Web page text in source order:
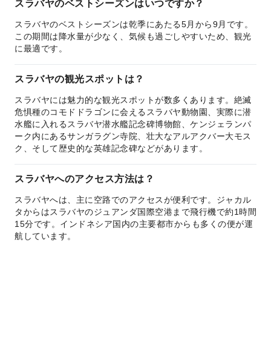
スラバヤのベストシーズンはいつですか？
スラバヤのベストシーズンは乾季にあたる5月から9月です。
この期間は降水量が少なく、気候も過ごしやすいため、観光
に最適です。
スラバヤの観光スポットは？
スラバヤには魅力的な観光スポットが数多くあります。絶滅
危惧種のコモドドラゴンに会えるスラバヤ動物園、実際に潜
水艦に入れるスラバヤ潜水艦記念碑博物館、ケンジェランパ
ーク内にあるサンガラグン寺院、壮大なアルアクバー大モス
ク、そして歴史的な英雄記念碑などがあります。
スラバヤへのアクセス方法は？
スラバヤへは、主に空路でのアクセスが便利です。ジャカル
タからはスラバヤのジュアンダ国際空港まで飛行機で約1時間
15分です。インドネシア国内の主要都市からも多くの便が運
航しています。